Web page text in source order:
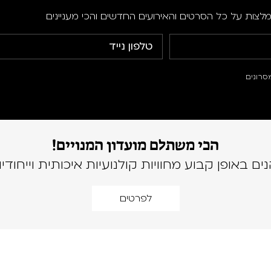
על כל הסרטים והאירועים החדשים והכי מעניינים
הכי משתלם מועדון המנויים!
באופן קבוע מחוויות קולנועיות איכותית
לפרטים